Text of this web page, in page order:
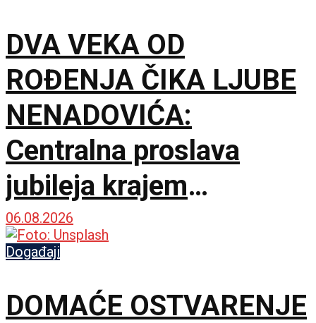
DVA VEKA OD
ROĐENJA ČIKA LJUBE
NENADOVIĆA:
Centralna proslava
jubileja krajem
septembra u Brankovini
06.08.2026
Događaji
DOMAĆE OSTVARENJE